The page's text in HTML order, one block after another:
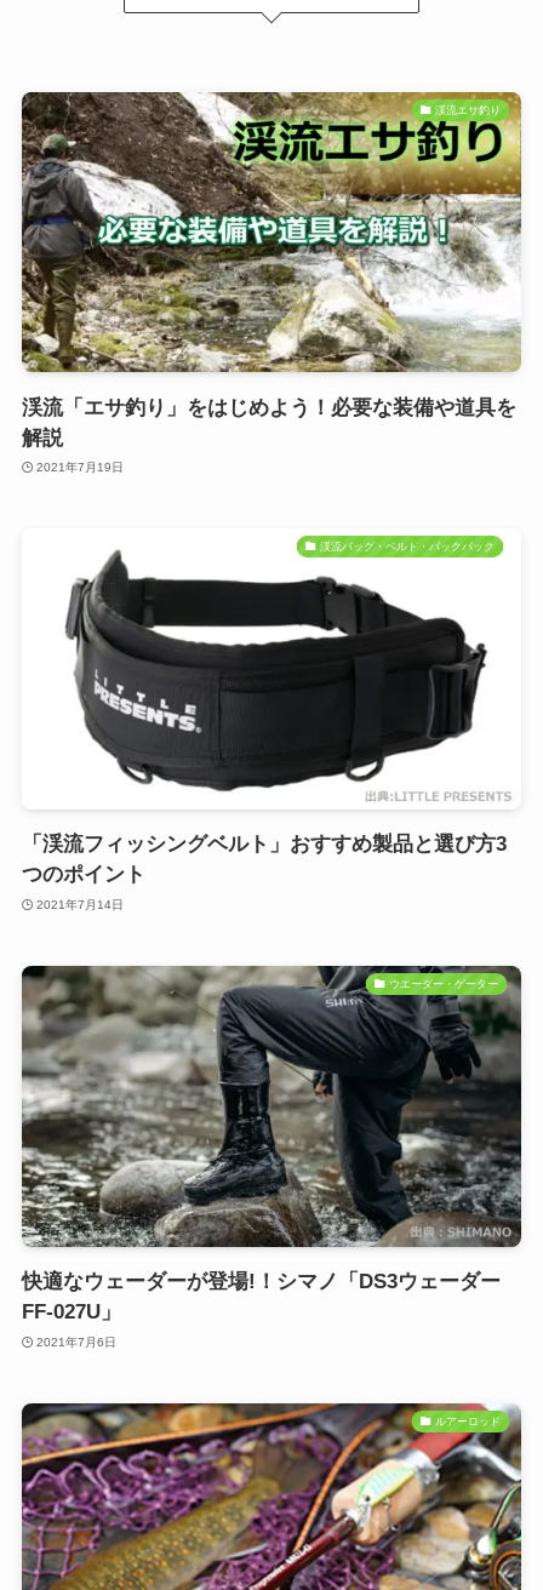
渓流エサ釣り
渓流「エサ釣り」をはじめよう！必要な装備や道具を
解説
2021年7月19日
渓流バッグ・ベルト・パックパック
「渓流フィッシングベルト」おすすめ製品と選び方3
つのポイント
2021年7月14日
ウエーダー・ゲーター
快適なウェーダーが登場!！シマノ「DS3ウェーダー
FF-027U」
2021年7月6日
ルアーロッド